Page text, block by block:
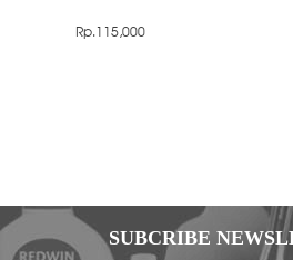
Rp.115,000
SUBCRIBE